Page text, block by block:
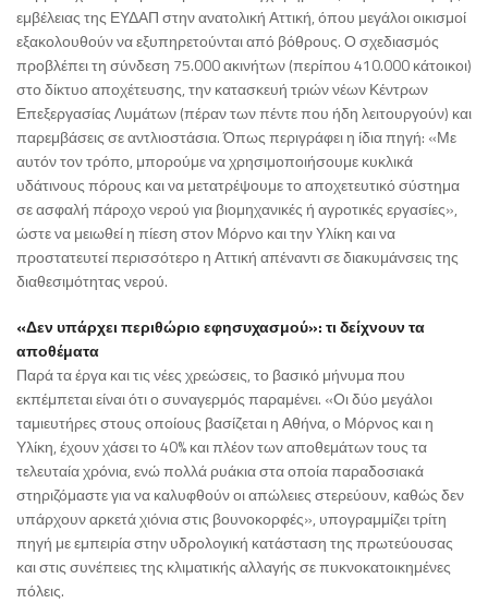
εμβέλειας της ΕΥΔΑΠ στην ανατολική Αττική, όπου μεγάλοι οικισμοί
εξακολουθούν να εξυπηρετούνται από βόθρους. Ο σχεδιασμός
προβλέπει τη σύνδεση 75.000 ακινήτων (περίπου 410.000 κάτοικοι)
στο δίκτυο αποχέτευσης, την κατασκευή τριών νέων Κέντρων
Επεξεργασίας Λυμάτων (πέραν των πέντε που ήδη λειτουργούν) και
παρεμβάσεις σε αντλιοστάσια. Όπως περιγράφει η ίδια πηγή: «Με
αυτόν τον τρόπο, μπορούμε να χρησιμοποιήσουμε κυκλικά
υδάτινους πόρους και να μετατρέψουμε το αποχετευτικό σύστημα
σε ασφαλή πάροχο νερού για βιομηχανικές ή αγροτικές εργασίες»,
ώστε να μειωθεί η πίεση στον Μόρνο και την Υλίκη και να
προστατευτεί περισσότερο η Αττική απέναντι σε διακυμάνσεις της
διαθεσιμότητας νερού.
«Δεν υπάρχει περιθώριο εφησυχασμού»: τι δείχνουν τα
αποθέματα
Παρά τα έργα και τις νέες χρεώσεις, το βασικό μήνυμα που
εκπέμπεται είναι ότι ο συναγερμός παραμένει. «Οι δύο μεγάλοι
ταμιευτήρες στους οποίους βασίζεται η Αθήνα, ο Μόρνος και η
Υλίκη, έχουν χάσει το 40% και πλέον των αποθεμάτων τους τα
τελευταία χρόνια, ενώ πολλά ρυάκια στα οποία παραδοσιακά
στηριζόμαστε για να καλυφθούν οι απώλειες στερεύουν, καθώς δεν
υπάρχουν αρκετά χιόνια στις βουνοκορφές», υπογραμμίζει τρίτη
πηγή με εμπειρία στην υδρολογική κατάσταση της πρωτεύουσας
και στις συνέπειες της κλιματικής αλλαγής σε πυκνοκατοικημένες
πόλεις.